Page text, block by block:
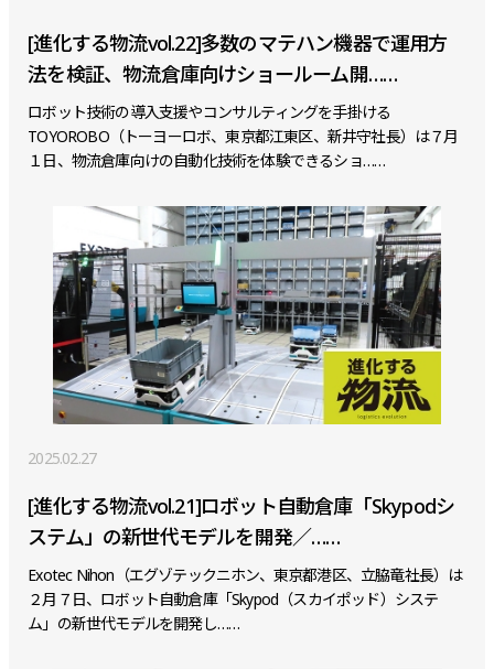
[進化する物流vol.22]多数のマテハン機器で運用方
法を検証、物流倉庫向けショールーム開……
ロボット技術の導入支援やコンサルティングを手掛ける
TOYOROBO（トーヨーロボ、東京都江東区、新井守社長）は７月
１日、物流倉庫向けの自動化技術を体験できるショ……
2025.02.27
[進化する物流vol.21]ロボット自動倉庫「Skypodシ
ステム」の新世代モデルを開発／……
Exotec Nihon（エグゾテックニホン、東京都港区、立脇竜社長）は
２月７日、ロボット自動倉庫「Skypod（スカイポッド）システ
ム」の新世代モデルを開発し……